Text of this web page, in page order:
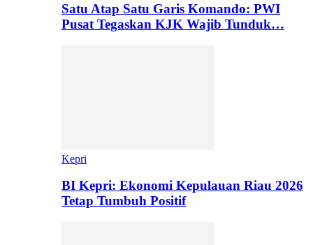
Satu Atap Satu Garis Komando: PWI
Pusat Tegaskan KJK Wajib Tunduk…
Kepri
BI Kepri: Ekonomi Kepulauan Riau 2026
Tetap Tumbuh Positif